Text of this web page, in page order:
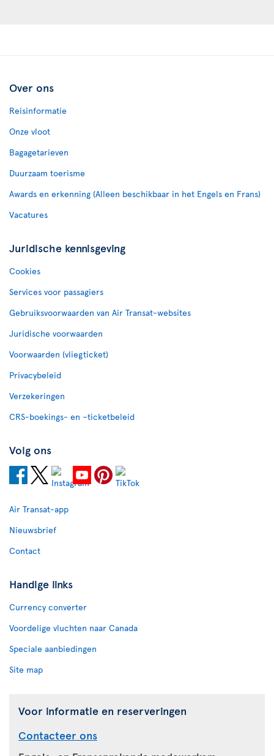
Over ons
Reisinformatie
Onze vloot
Bagagetarieven
Duurzaam toerisme
Awards en erkenning (Alleen beschikbaar in het Engels en Frans)
Vacatures
Juridische kennisgeving
Cookies
Services voor passagiers
Gebruiksvoorwaarden van Air Transat-websites
Juridische voorwaarden
Voorwaarden (vliegticket)
Privacybeleid
Verzekeringen
CRS-boekings- en –ticketbeleid
Volg ons
Air Transat-app
Nieuwsbrief
Contact
Handige links
Currency converter
Voordelige vluchten naar Canada
Speciale aanbiedingen
Site map
Voor informatie en reserveringen
Contacteer ons